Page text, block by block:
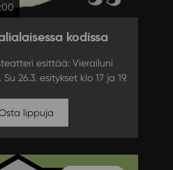
kodissa
esittää: Vierailuni
26.3. esitykset klo 17 ja 19.
lippuja